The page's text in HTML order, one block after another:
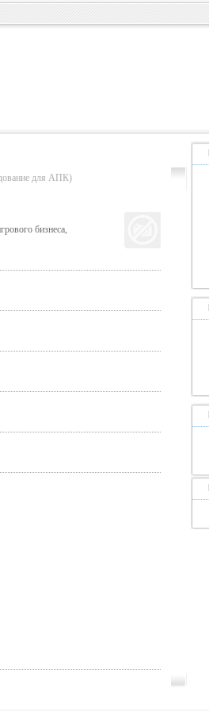
для АПК)
бизнеса,